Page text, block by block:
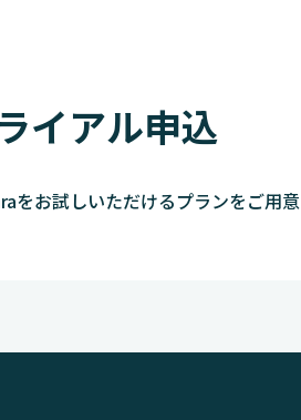
イアル申込
をお試しいただけるプランをご用